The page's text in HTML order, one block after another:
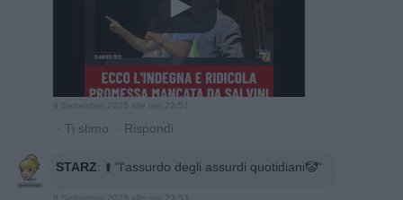
· Ti stimo · Rispondi
STARZ: ⬆️ "l'assurdo degli assurdi quotidiani🤡"